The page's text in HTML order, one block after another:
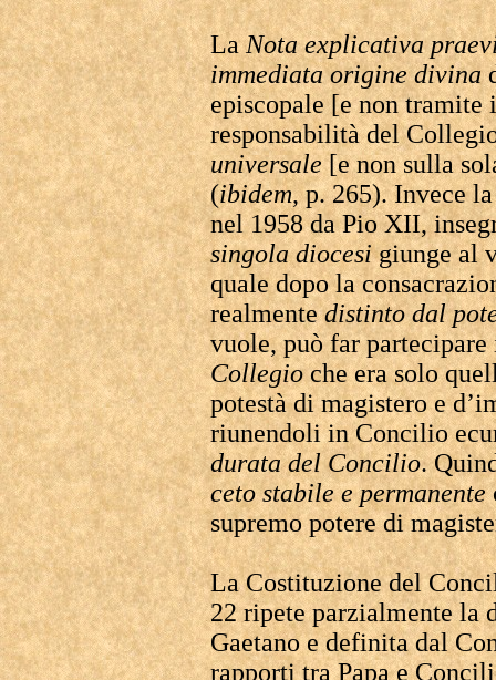
LaNota explicativa
immediata origine divina
episcopale [e non tramite
responsabilità del
universale[e non sulla
(ibidem, p. 265). Invece
nel 1958 da Pio XII,
singola diocesigiunge al
quale dopo la
realmentedistinto dal
vuole, può far
Collegioche era solo
potestà di magistero e
riunendoli in Concilio
durata del Concilio.
ceto stabile e permanente
supremo potere di
La Costituzione del
22 ripete parzialmente la
Gaetano e definita dal
rapporti tra Papa e